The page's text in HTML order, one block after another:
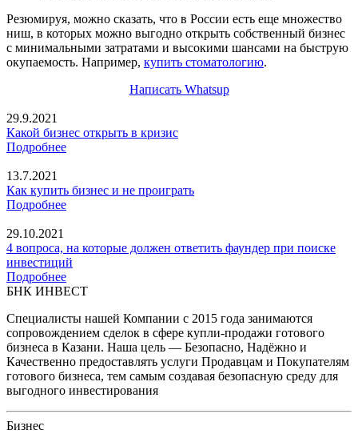
Резюмируя, можно сказать, что в России есть еще множество
ниш, в которых можно выгодно открыть собственный бизнес
с минимальными затратами и высокими шансами на быструю
окупаемость. Например, купить стоматологию.
Написать Whatsup
29.9.2021
Какой бизнес открыть в кризис
Подробнее
13.7.2021
Как купить бизнес и не проиграть
Подробнее
29.10.2021
4 вопроса, на которые должен ответить фаундер при поиске
инвестиций
Подробнее
БНК ИНВЕСТ
Специалисты нашей Компании с 2015 года занимаются
сопровождением сделок в сфере купли-продажи готового
бизнеса в Казани. Наша цель — Безопасно, Надёжно и
Качественно предоставлять услуги Продавцам и Покупателям
готового бизнеса, тем самым создавая безопасную среду для
выгодного инвестирования
Бизнес